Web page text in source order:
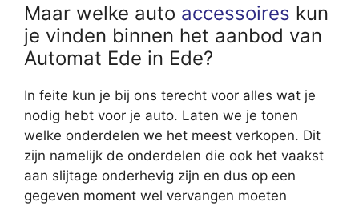
Maar welke auto accessoires kun
je vinden binnen het aanbod van
Automat Ede in Ede?
In feite kun je bij ons terecht voor alles wat je
nodig hebt voor je auto. Laten we je tonen
welke onderdelen we het meest verkopen. Dit
zijn namelijk de onderdelen die ook het vaakst
aan slijtage onderhevig zijn en dus op een
gegeven moment wel vervangen moeten